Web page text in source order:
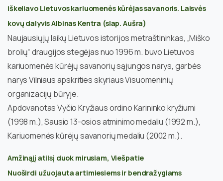
iškeliavo Lietuvos kariuomenės kūrėjas savanoris. Laisvės
kovų dalyvis Albinas Kentra (slap. Aušra)
Naujausiųjų laikų Lietuvos istorijos metraštininkas, „Miško
brolių“ draugijos stegėjas nuo 1996 m. buvo Lietuvos
kariuomenės kūrėjų savanorių sąjungos narys, garbės
narys Vilniaus apskrities skyriaus Visuomeninių
organizacijų būryje.
Apdovanotas Vyčio Kryžiaus ordino Karininko kryžiumi
(1998 m.), Sausio 13-osios atminimo medaliu (1992 m.),
Kariuomenės kūrėjų savanorių medaliu (2002 m.).
Amžinąjį atilsį duok mirusiam, Viešpatie
Nuoširdi užuojauta artimiesiems ir bendražygiams